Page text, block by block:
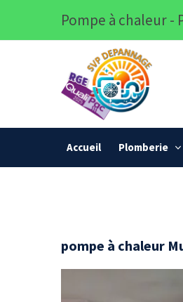
Pompe à chaleur -
Accueil Plomberie
pompe à chaleur